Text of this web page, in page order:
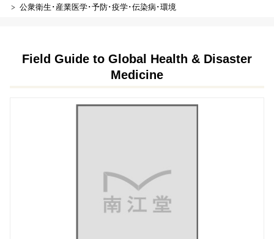
公衆衛生･産業医学･予防･疫学･伝染病･環境
Field Guide to Global Health & Disaster
Medicine